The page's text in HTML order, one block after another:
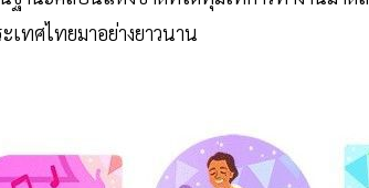
เทศไทยมาอย่างยาวนาน